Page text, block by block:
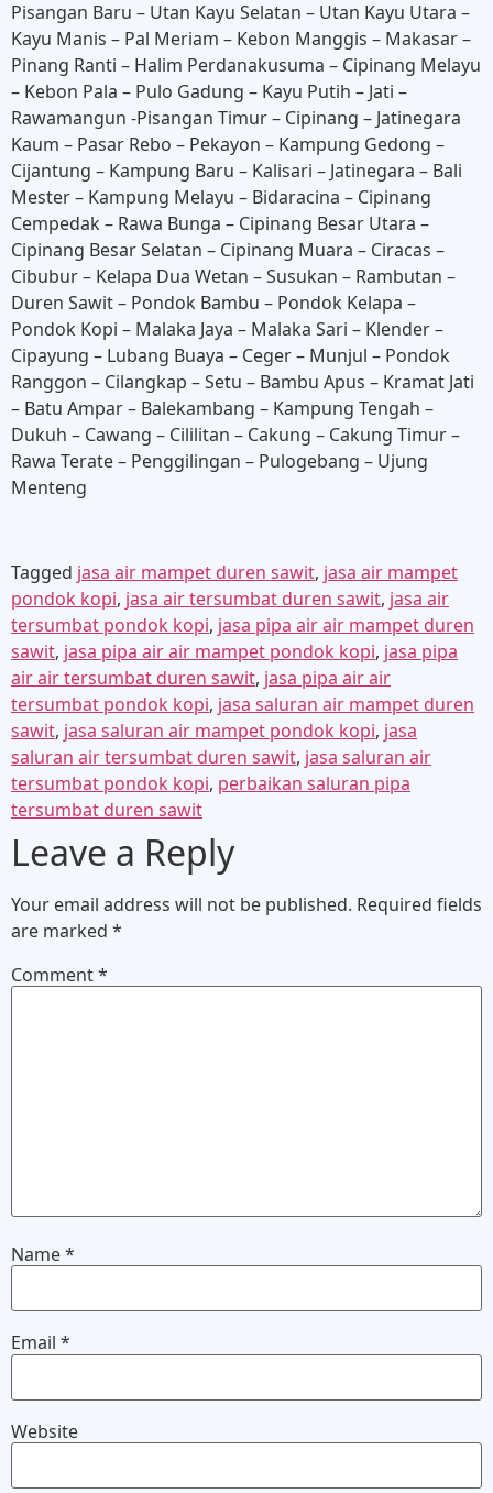
Pisangan Baru – Utan Kayu Selatan – Utan Kayu Utara –
Kayu Manis – Pal Meriam – Kebon Manggis – Makasar –
Pinang Ranti – Halim Perdanakusuma – Cipinang Melayu
– Kebon Pala – Pulo Gadung – Kayu Putih – Jati –
Rawamangun -Pisangan Timur – Cipinang – Jatinegara
Kaum – Pasar Rebo – Pekayon – Kampung Gedong –
Cijantung – Kampung Baru – Kalisari – Jatinegara – Bali
Mester – Kampung Melayu – Bidaracina – Cipinang
Cempedak – Rawa Bunga – Cipinang Besar Utara –
Cipinang Besar Selatan – Cipinang Muara – Ciracas –
Cibubur – Kelapa Dua Wetan – Susukan – Rambutan –
Duren Sawit – Pondok Bambu – Pondok Kelapa –
Pondok Kopi – Malaka Jaya – Malaka Sari – Klender –
Cipayung – Lubang Buaya – Ceger – Munjul – Pondok
Ranggon – Cilangkap – Setu – Bambu Apus – Kramat Jati
– Batu Ampar – Balekambang – Kampung Tengah –
Dukuh – Cawang – Cililitan – Cakung – Cakung Timur –
Rawa Terate – Penggilingan – Pulogebang – Ujung
Menteng
Tagged jasa air mampet duren sawit, jasa air mampet
pondok kopi, jasa air tersumbat duren sawit, jasa air
tersumbat pondok kopi, jasa pipa air air mampet duren
sawit, jasa pipa air air mampet pondok kopi, jasa pipa
air air tersumbat duren sawit, jasa pipa air air
tersumbat pondok kopi, jasa saluran air mampet duren
sawit, jasa saluran air mampet pondok kopi, jasa
saluran air tersumbat duren sawit, jasa saluran air
tersumbat pondok kopi, perbaikan saluran pipa
tersumbat duren sawit
Leave a Reply
Your email address will not be published. Required fields
are marked *
Comment*
Name*
Email *
Website